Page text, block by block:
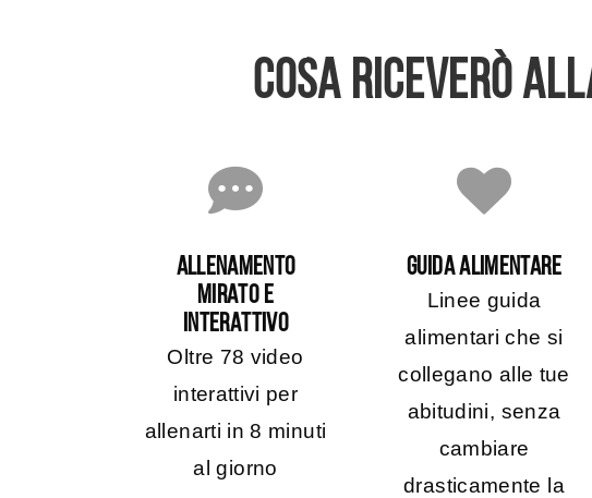
COSA RICEVERÒ
ALLENAMENTO
MIRATO E
INTERATTIVO
Oltre 78 video
interattivi per
allenarti in 8 minuti
al giorno
GUIDA ALIMENTARE
Linee guida
alimentari che si
collegano alle tue
abitudini, senza
cambiare
drasticamente la